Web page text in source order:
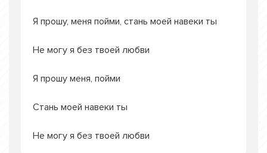
Я прошу, меня пойми, стань моей навеки ты
Не могу я без твоей любви
Я прошу меня, пойми
Стань моей навеки ты
Не могу я без твоей любви